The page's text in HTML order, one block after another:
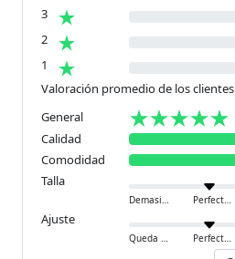
3
2
1
Valoración promedio de los clientes
General
Calidad
Comodidad
Talla
Demasiado pequeño Perfecto
Ajuste
Queda ajustado Perfecto